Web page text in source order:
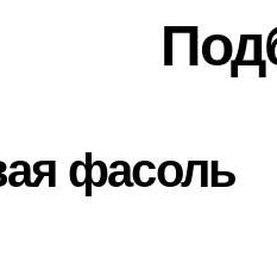
фасоль